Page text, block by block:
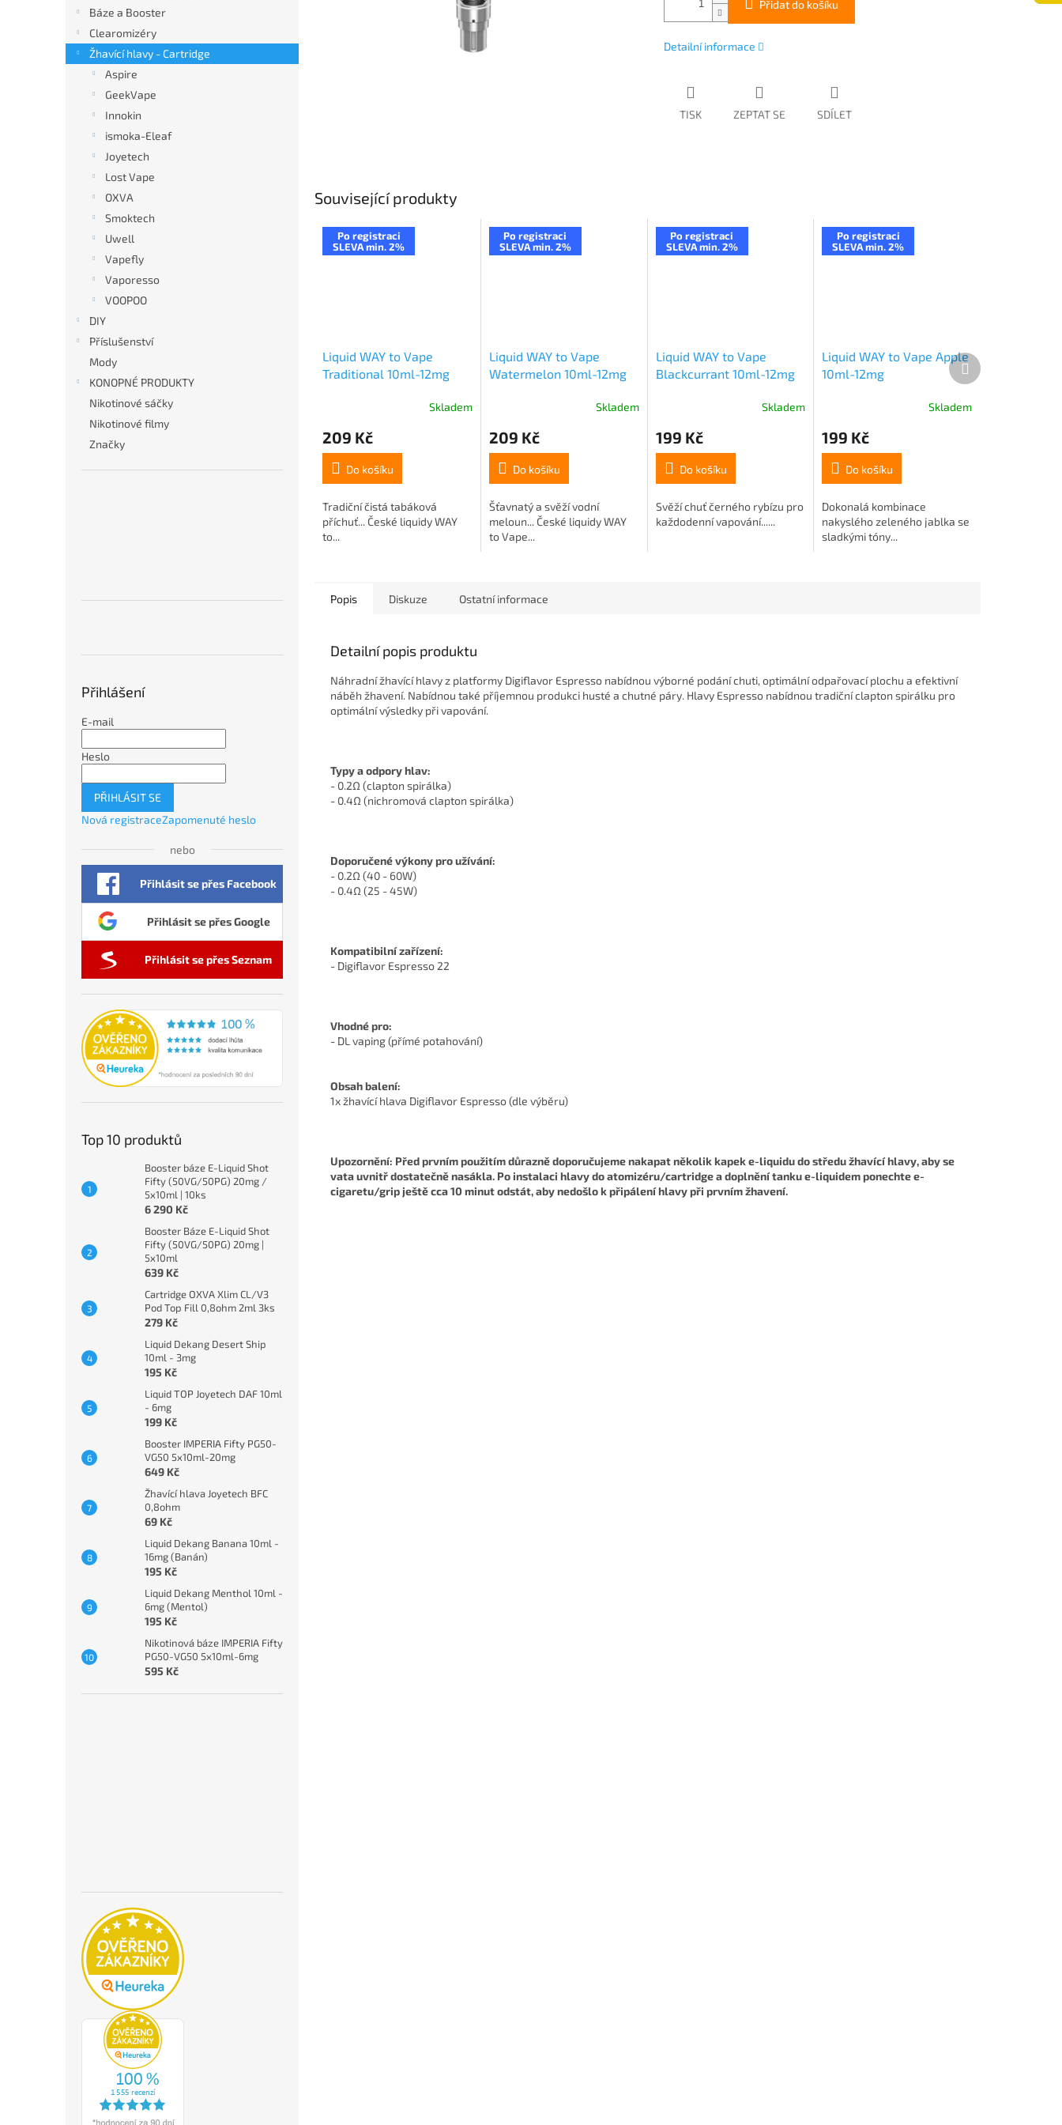
l
Báze a Booster
Clearomizéry
Žhavící hlavy - Cartridge
Aspire
GeekVape
Innokin
ismoka-Eleaf
Joyetech
Lost Vape
OXVA
Smoktech
Uwell
Vapefly
Vaporesso
VOOPOO
DIY
Příslušenství
Mody
KONOPNÉ PRODUKTY
Nikotinové sáčky
Nikotinové filmy
Značky
Přihlášení
E-mail
Heslo
PŘIHLÁSIT SE
Nová registraceZapomenuté heslo
nebo
Přihlásit se přes Facebook
Přihlásit se přes Google
Přihlásit se přes Seznam
Top 10 produktů
Booster báze E-Liquid Shot
Fifty (50VG/50PG) 20mg /
5x10ml | 10ks
6 290 Kč
Booster Báze E-Liquid Shot
Fifty (50VG/50PG) 20mg |
5x10ml
639 Kč
Cartridge OXVA Xlim CL/V3
Pod Top Fill 0,8ohm 2ml 3ks
279 Kč
Liquid Dekang Desert Ship
10ml - 3mg
195 Kč
Liquid TOP Joyetech DAF 10ml
- 6mg
199 Kč
Booster IMPERIA Fifty PG50-
VG50 5x10ml-20mg
649 Kč
Žhavící hlava Joyetech BFC
0,8ohm
69 Kč
Liquid Dekang Banana 10ml -
16mg (Banán)
195 Kč
Liquid Dekang Menthol 10ml -
6mg (Mentol)
195 Kč
Nikotinová báze IMPERIA Fifty
PG50-VG50 5x10ml-6mg
595 Kč
Přidat do košíku
Detailní informace
TISK ZEPTAT SE SDÍLET
Související produkty
Po registraci
SLEVA min. 2%
Liquid WAY to Vape
Traditional 10ml-12mg
Skladem
209 Kč
Do košíku
Tradiční čistá tabáková
příchuť... České liquidy WAY
to...
Po registraci
SLEVA min. 2%
Liquid WAY to Vape
Watermelon 10ml-12mg
Skladem
209 Kč
Do košíku
Šťavnatý a svěží vodní
meloun... České liquidy WAY
to Vape...
Po registraci
SLEVA min. 2%
Liquid WAY to Vape
Blackcurrant 10ml-12mg
Skladem
199 Kč
Do košíku
Svěží chuť černého rybízu pro
každodenní vapování......
Po registraci
SLEVA min. 2%
Liquid WAY to Vape Apple
10ml-12mg
Skladem
199 Kč
Do košíku
Dokonalá kombinace
nakyslého zeleného jablka se
sladkými tóny...
Další
produkt
Popis Diskuze Ostatní informace
Detailní popis produktu
Náhradní žhavící hlavy z platformy Digiflavor Espresso nabídnou výborné podání chuti, optimální odpařovací plochu a efektivní
náběh žhavení. Nabídnou také příjemnou produkci husté a chutné páry. Hlavy Espresso nabídnou tradiční clapton spirálku pro
optimální výsledky při vapování.
Typy a odpory hlav:
- 0.2Ω (clapton spirálka)
- 0.4Ω (nichromová clapton spirálka)
Doporučené výkony pro užívání:
- 0.2Ω (40 - 60W)
- 0.4Ω (25 - 45W)
Kompatibilní zařízení:
- Digiflavor Espresso 22
Vhodné pro:
- DL vaping (přímé potahování)
Obsah balení:
1x žhavící hlava Digiflavor Espresso (dle výběru)
Upozornění: Před prvním použitím důrazně doporučujeme nakapat několik kapek e-liquidu do středu žhavící hlavy, aby se
vata uvnitř dostatečně nasákla. Po instalaci hlavy do atomizéru/cartridge a doplnění tanku e-liquidem ponechte e-
cigaretu/grip ještě cca 10 minut odstát, aby nedošlo k připálení hlavy při prvním žhavení.